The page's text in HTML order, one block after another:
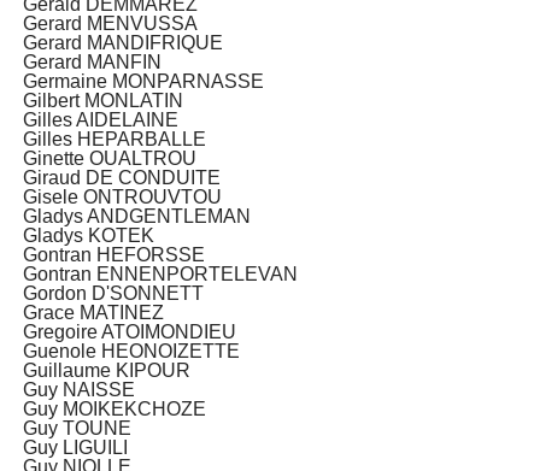
Gerald DEMMAREZ
Gerard MENVUSSA
Gerard MANDIFRIQUE
Gerard MANFIN
Germaine MONPARNASSE
Gilbert MONLATIN
Gilles AIDELAINE
Gilles HEPARBALLE
Ginette OUALTROU
Giraud DE CONDUITE
Gisele ONTROUVTOU
Gladys ANDGENTLEMAN
Gladys KOTEK
Gontran HEFORSSE
Gontran ENNENPORTELEVAN
Gordon D'SONNETT
Grace MATINEZ
Gregoire ATOIMONDIEU
Guenole HEONOIZETTE
Guillaume KIPOUR
Guy NAISSE
Guy MOIKEKCHOZE
Guy TOUNE
Guy LIGUILI
Guy NIOLLE